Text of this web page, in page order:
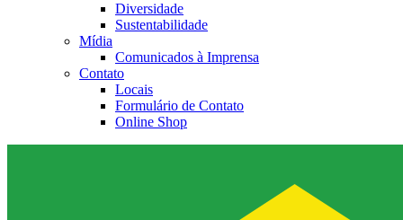
Diversidade
Sustentabilidade
Mídia
Comunicados à Imprensa
Contato
Locais
Formulário de Contato
Online Shop